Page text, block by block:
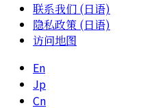
联系我们 (日语)
隐私政策 (日语)
访问地图
En
Jp
Cn